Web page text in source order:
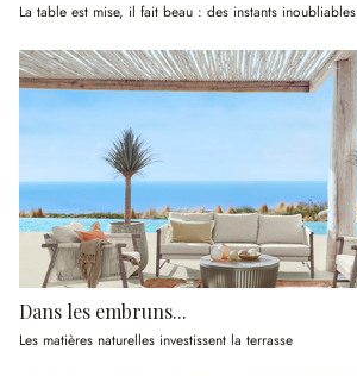
La table est mise, il fait beau : des instants inoubliables
Dans les embruns...
Les matières naturelles investissent la terrasse